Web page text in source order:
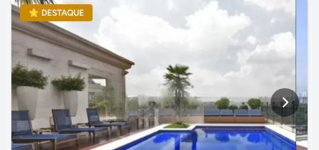
⭐ DESTAQUE